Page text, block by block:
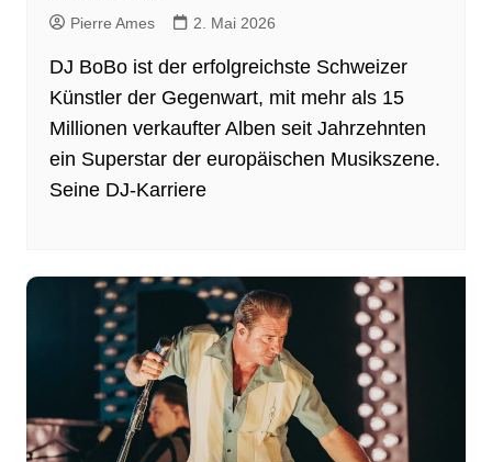
Pierre Ames 2. Mai 2026
DJ BoBo ist der erfolgreichste Schweizer
Künstler der Gegenwart, mit mehr als 15
Millionen verkaufter Alben seit Jahrzehnten
ein Superstar der europäischen Musikszene.
Seine DJ-Karriere